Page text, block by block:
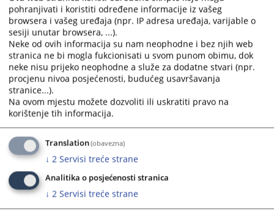
calendar
and
select
a
date.
Press
the
question
mark
key
to
get
the
keyboard
shortcuts
for
calendar
and
select
a
date.
Press
question
mark
key
to
get
keyboard
shortcuts
for
pohranjivati i koristiti određene informacije iz vašeg
browsera i vašeg uređaja (npr. IP adresa uređaja, varijable o
sesiji unutar browsera, ...).
Neke od ovih informacija su nam neophodne i bez njih web
stranica ne bi mogla fukcionisati u svom punom obimu, dok
neke nisu prijeko neophodne a služe za dodatne stvari (npr.
procjenu nivoa posjećenosti, budućeg usavršavanja
stranice...).
Na ovom mjestu možete dozvoliti ili uskratiti pravo na
korištenje tih informacija.
Translation(obavezna)
↓ 2 Servisi treće strane
Analitika o posjećenosti stranica
↓ 2 Servisi treće strane